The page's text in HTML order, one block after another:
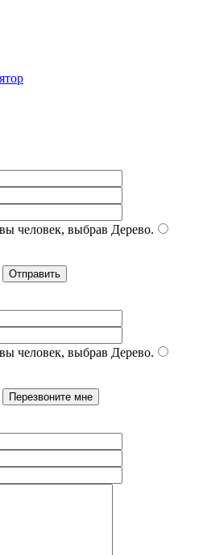
человек, выбрав Дерево.
человек, выбрав Дерево.